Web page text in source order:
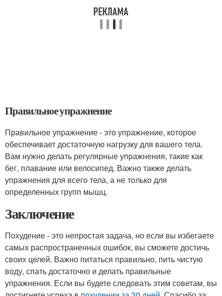
Правильное упражнение
Правильное упражнение - это упражнение, которое
обеспечивает достаточную нагрузку для вашего тела.
Вам нужно делать регулярные упражнения, такие как
бег, плавание или велосипед. Важно также делать
упражнения для всего тела, а не только для
определенных групп мышц.
Заключение
Похудение - это непростая задача, но если вы избегаете
самых распространенных ошибок, вы сможете достичь
своих целей. Важно питаться правильно, пить чистую
воду, спать достаточно и делать правильные
упражнения. Если вы будете следовать этим советам, вы